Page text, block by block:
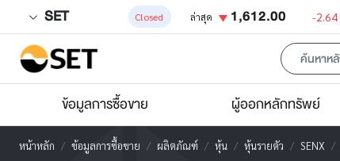
SET Closed ล่าสุด 1,612.00 -2.64
ข้อมูลการซื้อขาย ผู้ออกหลักทรัพย์
หน้าหลัก ข้อมูลการซื้อขาย ผลิตภัณฑ์ หุ้น หุ้นรายตัว SENX